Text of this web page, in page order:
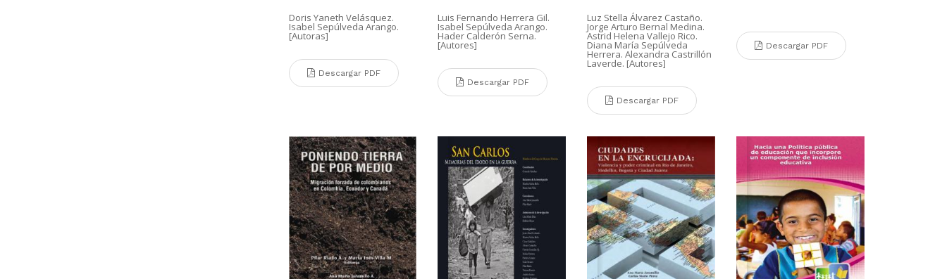
Doris Yaneth Velásquez.
Isabel Sepúlveda Arango.
[Autoras]
Descargar PDF
Luis Fernando Herrera Gil.
Isabel Sepúlveda Arango.
Hader Calderón Serna.
[Autores]
Descargar PDF
Luz Stella Álvarez Castaño.
Jorge Arturo Bernal Medina.
Astrid Helena Vallejo Rico.
Diana María Sepúlveda
Herrera. Alexandra Castrillón
Laverde. [Autores]
Descargar PDF
Descargar PDF